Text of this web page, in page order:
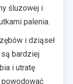
śluzowej i
palenia.
i dziąseł
bardziej
i utratę